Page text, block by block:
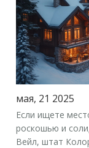
мая, 21 2025
Если ищете
роскошью и
Вейл, штат